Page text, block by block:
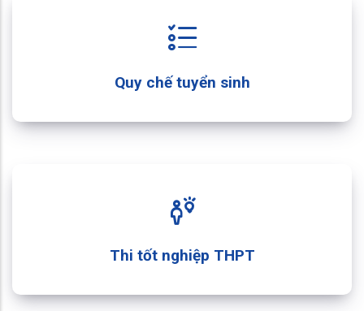
Quy chế tuyển sinh
Thi tốt nghiệp THPT